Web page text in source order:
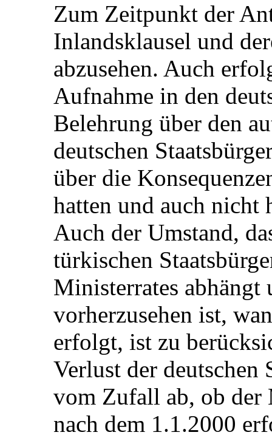
Zum Zeitpunkt der
Inlandsklausel und
abzusehen. Auch
Aufnahme in den
Belehrung über den
deutschen
über die
hatten und auch nicht
Auch der Umstand,
türkischen
Ministerrates
vorherzusehen ist,
erfolgt, ist zu
Verlust der deutschen
vom Zufall ab, ob der
nach dem 1.1.2000